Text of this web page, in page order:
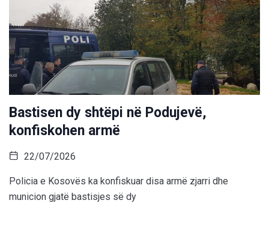
Bastisen dy shtëpi në Podujevë,
konfiskohen armë
22/07/2026
Policia e Kosovës ka konfiskuar disa armë zjarri dhe
municion gjatë bastisjes së dy